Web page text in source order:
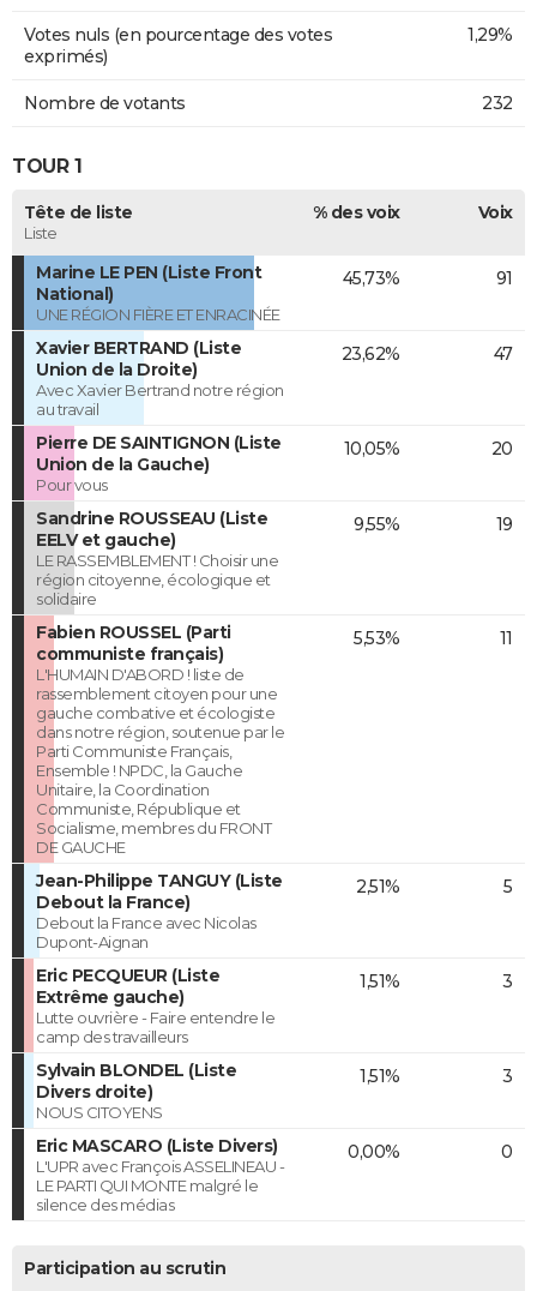
Votes nuls (en pourcentage des votes
exprimés)
1,29%
Nombre de votants 232
TOUR 1
Tête de liste
Liste
% des voix Voix
Marine LE PEN (Liste Front
National)
UNE RÉGION FIÈRE ET ENRACINÉE
45,73% 91
Xavier BERTRAND (Liste
Union de la Droite)
Avec Xavier Bertrand notre région
au travail
23,62% 47
Pierre DE SAINTIGNON (Liste
Union de la Gauche)
Pour vous
10,05% 20
Sandrine ROUSSEAU (Liste
EELV et gauche)
LE RASSEMBLEMENT ! Choisir une
région citoyenne, écologique et
solidaire
9,55% 19
Fabien ROUSSEL (Parti
communiste français)
L'HUMAIN D'ABORD ! liste de
rassemblement citoyen pour une
gauche combative et écologiste
dans notre région, soutenue par le
Parti Communiste Français,
Ensemble ! NPDC, la Gauche
Unitaire, la Coordination
Communiste, République et
Socialisme, membres du FRONT
DE GAUCHE
5,53% 11
Jean-Philippe TANGUY (Liste
Debout la France)
Debout la France avec Nicolas
Dupont-Aignan
2,51% 5
Eric PECQUEUR (Liste
Extrême gauche)
Lutte ouvrière - Faire entendre le
camp des travailleurs
1,51% 3
Sylvain BLONDEL (Liste
Divers droite)
NOUS CITOYENS
1,51% 3
Eric MASCARO (Liste Divers)
L'UPR avec François ASSELINEAU -
LE PARTI QUI MONTE malgré le
silence des médias
0,00% 0
Participation au scrutin